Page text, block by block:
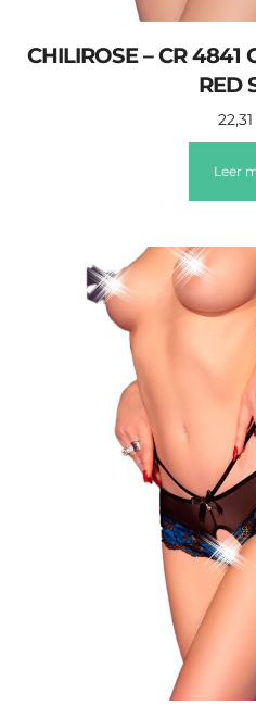
CHILIROSE – CR 4841
RED
22,31
Leer